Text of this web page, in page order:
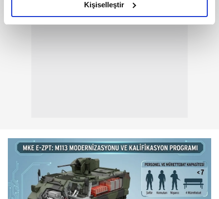
olduğunu ve sizlere en iyi içerikleri sunabilmek adına
elimizden gelen çabayı gösterdiğimizi ve bu noktada,
reklamların maliyetlerimizi karşılamak noktasında tek gelir
verileriniz işlenmekte olup gerekli olan çerezler bilgi
toplumu hizmetlerinin sunulması amacıyla
kullanılmaktadır. Diğer çerezler, sitemizin daha işlevsel
kılınması ve kişiselleştirilmesi ve sizlere yönelik
reklam/pazarlama faaliyetlerinin yapılması, amaçlarıyla
Kişiselleştir